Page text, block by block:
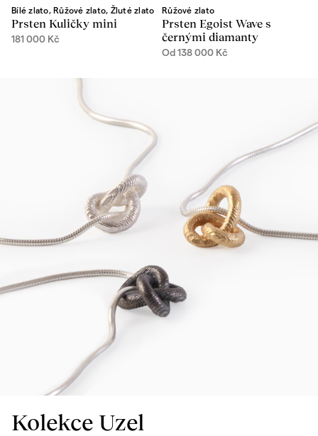
Bílé zlato, Růžové zlato, Žluté zlato
Prsten Kuličky mini
181 000 Kč
Růžové zlato
Prsten Egoist Wave s
černými diamanty
Od138 000 Kč
Kolekce Uzel